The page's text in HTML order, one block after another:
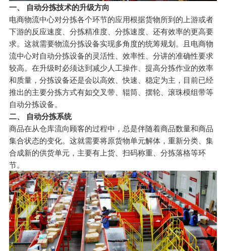
一、 自动分拣技术的升级方向
电商物流中心对分拣各个环节的应用根据货物所到的上游或者
下游的反应速度、分拣精准度、分拣速度、还有效率的更高要
求。这就需要物流分拣设备实现多角度的统筹规划。且电商物
流中心对自动分拣设备的灵活性、效率性、分讲的准确性要求
较高。在升级时必须达到减少人工操作、提高分拣作业的效率
和质量，分拣设备还是会以高效、快速、稳定为主，目前已经
推出的主要分拣方式有如交叉带、辊筒、摆轮、滚珠模组带等
自动分拣设备。
二、 自动分拣系统
商品在从仓库流向顾客的过程中，总是伴随着商品数量和商品
集合状态的变化。这就需要将原货物单元解体，重新分类、集
合成新的供货单元，主要有上货、扫码称重、分拣落格等环
节。